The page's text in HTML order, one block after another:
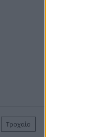
Τροχαίο